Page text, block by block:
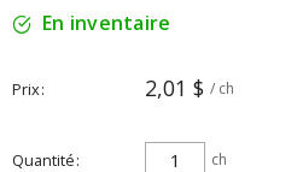
En inventaire
Prix 2,01 $ / ch
Quantité ch